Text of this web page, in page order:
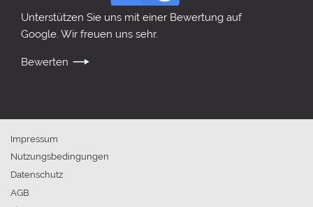
Unterstützen Sie uns mit einer Bewertung auf
Google. Wir freuen uns sehr.
Bewerten
Impressum
Nutzungsbedingungen
Datenschutz
AGB